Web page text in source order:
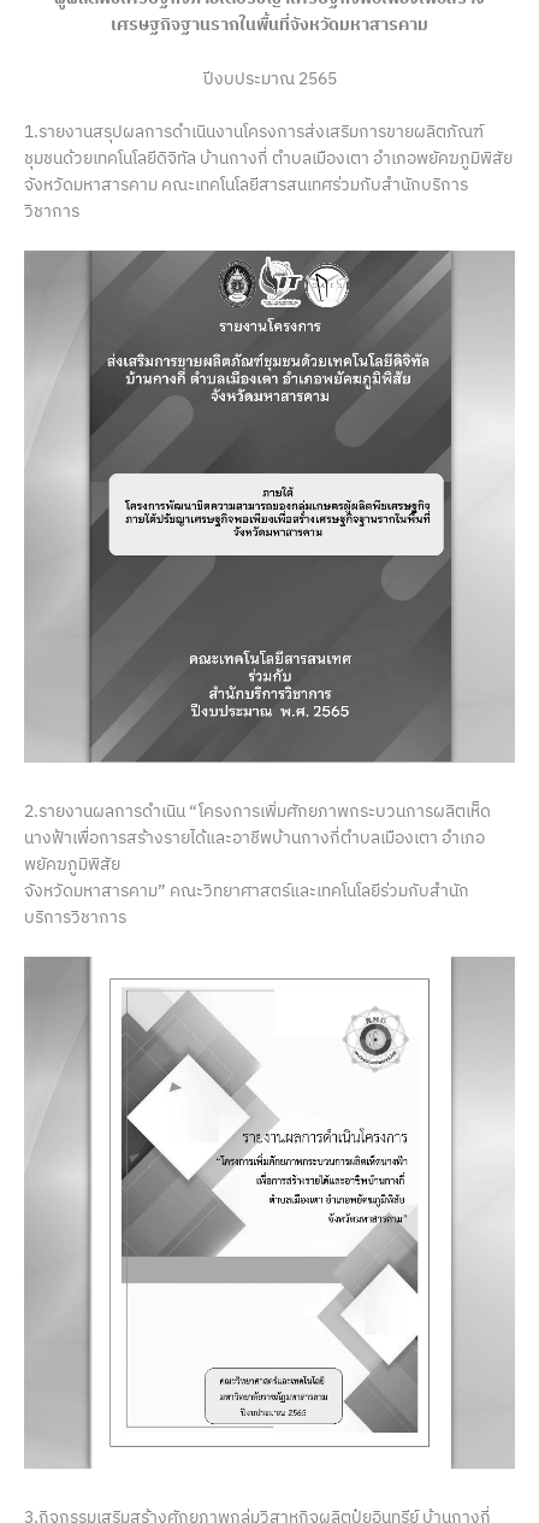
เศรษฐกิจฐานรากในพื้นที่จังหวัดมหาสารคาม
ปีงบประมาณ 2565
1.รายงานสรุปผลการดำเนินงานโครงการส่งเสริมการขายผลิตภัณฑ์
ชุมชนด้วยเทคโนโลยีดิจิทัล บ้านกางกี่ ตำบลเมืองเตา อำเภอพยัคฆภูมิพิสัย
จังหวัดมหาสารคาม คณะเทคโนโลยีสารสนเทศร่วมกับสำนักบริการ
วิชาการ
2.รายงานผลการดำเนิน “โครงการเพิ่มศักยภาพกระบวนการผลิตเห็ด
นางฟ้าเพื่อการสร้างรายได้และอาชีพบ้านกางกี่ตำบลเมืองเตา อำเภอ
พยัคฆภูมิพิสัย
จังหวัดมหาสารคาม” คณะวิทยาศาสตร์และเทคโนโลยีร่วมกับสำนัก
บริการวิชาการ
3.กิจกรรมเสริมสร้างศักยภาพกลุ่มวิสาหกิจผลิตปุ๋ยอินทรีย์ บ้านกางกี่